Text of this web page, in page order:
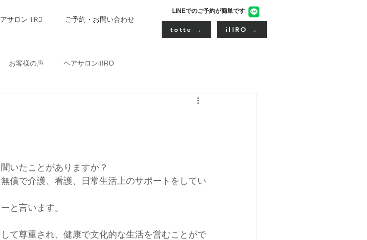
サロン iIIRO ご予約・お問い合わせ
LINEでのご予約が簡単です
totte → iIIRO →
お客様の声 ヘアサロンiIIRO
いたことがありますか？
償で介護、看護、日常生活上のサポートをしてい
と言います。
て尊重され、健康で文化的な生活を営むことがで